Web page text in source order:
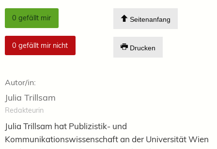
0 gefällt mir
0 gefällt mir nicht
Seitenanfang
Drucken
Autor/in:
Julia Trillsam
Redakteurin
Julia Trillsam hat Publizistik- und
Kommunikationswissenschaft an der Universität Wien